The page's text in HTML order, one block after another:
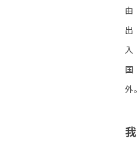
由
出
入
国
外。
我